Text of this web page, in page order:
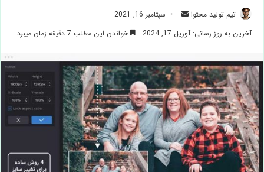
تیم تولید محتوا
ارسال
ایمیل
سپتامبر 16, 2021
آخرین به روز رسانی: آوریل 17, 2024
خواندن این مطلب 7 دقیقه زمان میبرد